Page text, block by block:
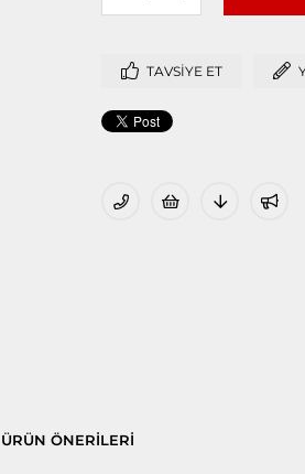
TAVSIYE ET
ÜRÜN ÖNERILERI